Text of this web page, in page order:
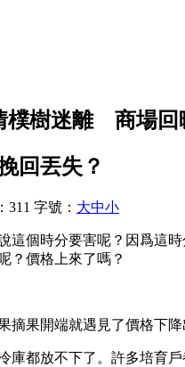
樸樹迷離 商場回
回丟失？
311 字號： 大中小
這個時分要害呢？因爲這
？價格上來了嗎？
果開端就遇見了價格下
都放不下了。許多培育